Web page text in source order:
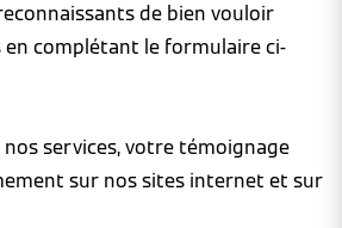
de bien vouloir
complétant le formulaire ci-
services, votre témoignage
sur nos sites internet et sur